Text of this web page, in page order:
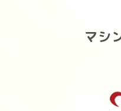
甘すぎず後味ス
1袋900g / タ
マシ